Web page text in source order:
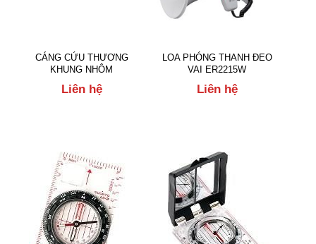
CÁNG CỨU THƯƠNG
KHUNG NHÔM
Liên hệ
LOA PHÓNG THANH ĐEO
VAI ER2215W
Liên hệ